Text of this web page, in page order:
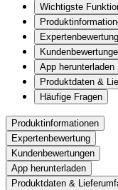
Wichtigste
Expertenbewertung
App herunterladen
Produktdaten &
Häufige Fragen
Produktinformationen
Expertenbewertung
Kundenbewertungen
App herunterladen
Produktdaten &